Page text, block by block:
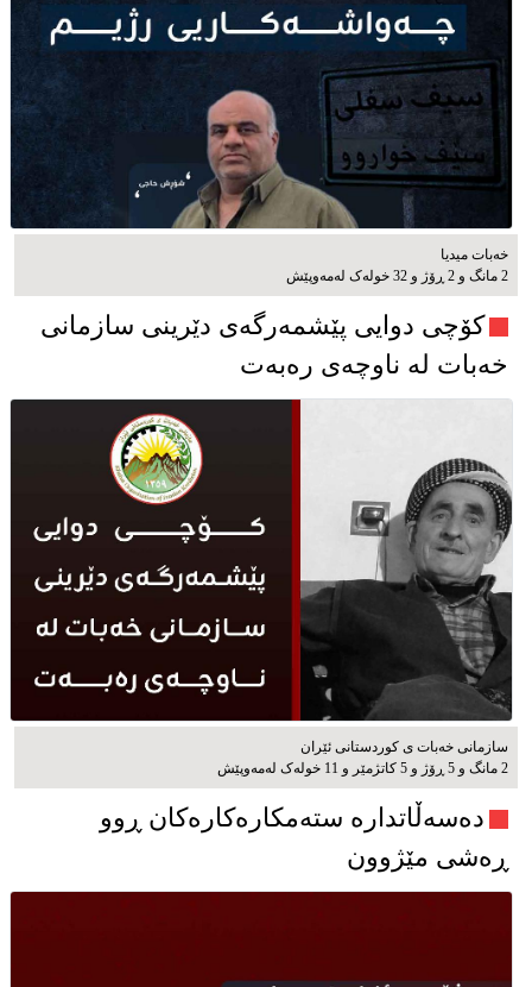
خەبات میدیا
2 مانگ و 2 ڕۆژ و 32 خوله‌ک له‌مه‌وپێش‌
کۆچی دوایی پێشمەرگەی دێرینی سازمانی
خەبات لە ناوچەی رەبەت
سازمانی خەبات ی كوردستانی ئێران
2 مانگ و 5 ڕۆژ و 5 کاتژمێر و 11 خوله‌ک له‌مه‌وپێش‌
دەسەڵاتدارە ستەمکارەکارەکان ڕوو
ڕەشی مێژوون